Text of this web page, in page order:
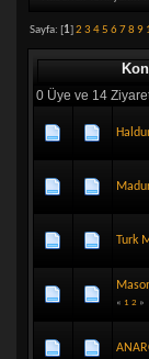
Sayfa: [1] 2 3 45 678 9
0 Üye ve 14
Turk
« 1 2 »